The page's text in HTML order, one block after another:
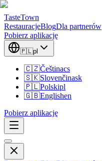
TasteTown
RestauracjeBlogDla partnerów
Pobierz aplikację
🇵🇱pl
🇨🇿Češtinacs
🇸🇰Slovenčinask
🇵🇱Polskipl
🇬🇧Englishen
Pobierz aplikację